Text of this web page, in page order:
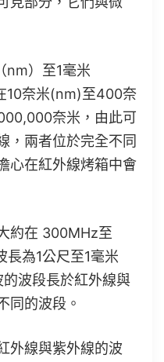
nm）至1毫米
10奈米(nm)至400奈
奈米，由此可
，兩者位於完全不同
心在紅外線烤箱中會
約在 300MHz至
為1公尺至1毫米
波段長於紅外線與
同的波段。
外線與紫外線的波